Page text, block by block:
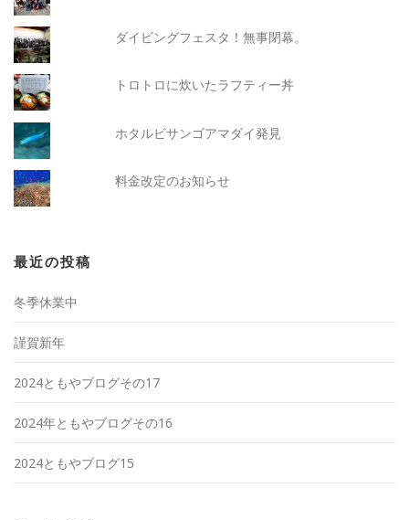
ダイビングフェスタ！無事閉幕。
トロトロに炊いたラフティー丼
ホタルビサンゴアマダイ発見
料金改定のお知らせ
最近の投稿
冬季休業中
謹賀新年
2024ともやブログその17
2024年ともやブログその16
2024ともやブログ15